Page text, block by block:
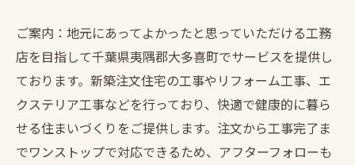
ご案内：地元にあってよかったと思っていただける工務
店を目指して千葉県夷隅郡大多喜町でサービスを提供し
ております。新築注文住宅の工事やリフォーム工事、エ
クステリア工事などを行っており、快適で健康的に暮ら
せる住まいづくりをご提供します。注文から工事完了ま
でワンストップで対応できるため、アフターフォローも